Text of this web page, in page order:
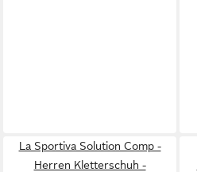
La Sportiva Solution Comp -
Herren Kletterschuh -